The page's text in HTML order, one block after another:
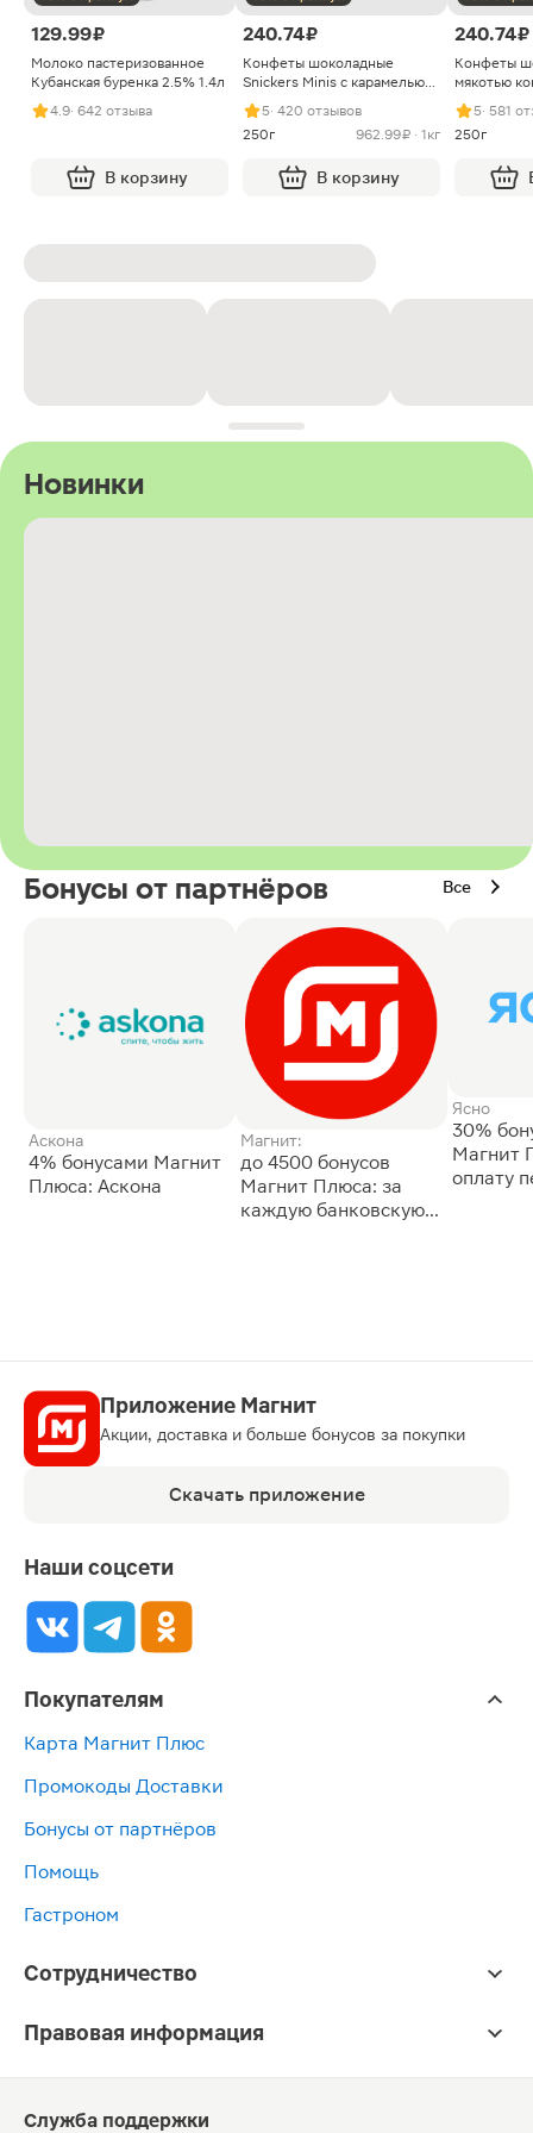
129.99 ₽
Молоко пастеризованное
Кубанская буренка 2.5% 1.4л
4.9· 642 отзыва
В корзину
240.74 ₽
Конфеты шоколадные
Snickers Minis с карамелью
арахисом и нугой
5· 420 отзывов
250г
962.99 ₽ · 1кг
В корзину
240.74 ₽
Конфеты
мякотью
5· 581
250г
Новинки
Бонусы от партнёров Все
Аскона
4% бонусами Магнит
Плюса: Аскона
Магнит:
до 4500 бонусов
Магнит Плюса: за
каждую банковскую
Ясно
30%
Магнит
оплату
Приложение Магнит
Акции, доставка и больше бонусов за покупки
Скачать приложение
Наши соцсети
Покупателям
Карта Магнит Плюс
Промокоды Доставки
Бонусы от партнёров
Помощь
Гастроном
Сотрудничество
Правовая информация
Служба поддержки